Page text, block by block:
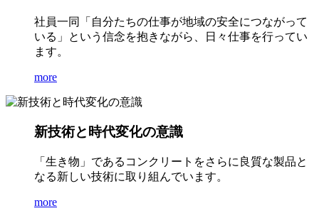
社員一同「自分たちの仕事が地域の安全につながって
いる」という信念を抱きながら、日々仕事を行ってい
ます。
more
新技術と時代変化の意識
「生き物」であるコンクリートをさらに良質な製品と
なる新しい技術に取り組んでいます。
more